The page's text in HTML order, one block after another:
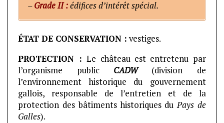
–Grade II :édifices d’intérêt spécial.
ÉTAT DE CONSERVATION : vestiges.
PROTECTION :Le château est entretenu par
l’organisme public CADW(division de
l’environnement historique du gouvernement
gallois, responsable de l’entretien et de la
protection des bâtiments historiques duPays de
Galles).